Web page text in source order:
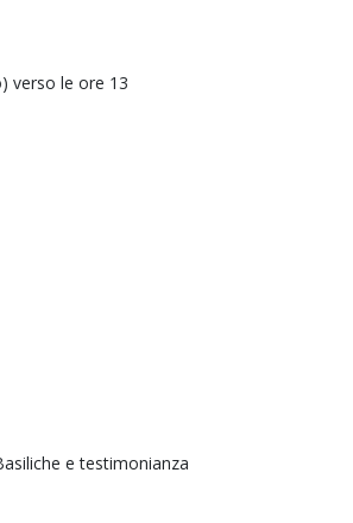
verso le ore 13
e testimonianza